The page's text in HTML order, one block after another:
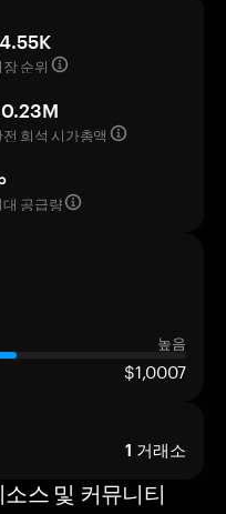
순위
희석 시가총액
대 공급량
높음
$1,0007
1 거래소
스 및 커뮤니티